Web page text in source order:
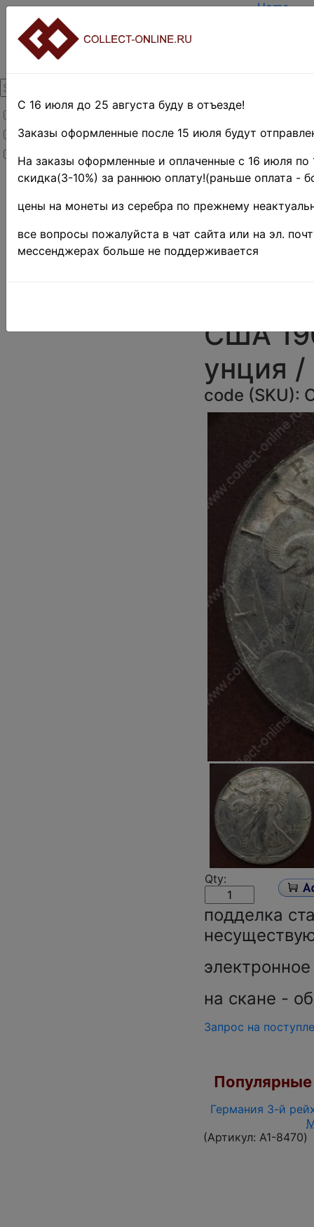
Товары со скидкой
Товары в наличии
Новинки
Home
TERMS
Home»
»Coins»
Иностранные
монеты»
UNITED
США
унция
code (SKU):
Qty:
подделка
на скане -
Запрос на
Германия 3-й
(Артикул: A1-8470)
С 16 июля до 25 августа буду в отъезде!
Заказы оформленные после 15 июля будут
На заказы оформленные и оплаченные с 16 июля по
скидка(3-10%) за раннюю оплату!(раньше оплата -
цены на монеты из серебра по прежнему
все вопросы пожалуйста в чат сайта или на эл.
мессенджерах больше не поддерживается